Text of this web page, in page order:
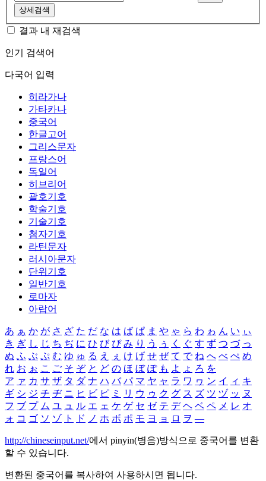
상세검색
결과 내 재검색
인기 검색어
다국어 입력
히라가나
가타카나
중국어
한글고어
그리스문자
프랑스어
독일어
히브리어
괄호기호
학술기호
기술기호
첨자기호
라틴문자
러시아문자
단위기호
일반기호
로마자
아랍어
あ ぁ か が さ ざ た だ な は ば ぱ ま や ゃ ら わ ゎ ん い ぃ
き ぎ し じ ち ぢ に ひ び ぴ み り う ぅ く ぐ す ず つ づ っ
ぬ ふ ぶ ぷ む ゆ ゅ る え ぇ け げ せ ぜ て で ね へ べ ぺ め
れ お ぉ こ ご そ ぞ と ど の ほ ぼ ぽ も よ ょ ろ を
ア ァ カ サ ザ タ ダ ナ ハ バ パ マ ヤ ャ ラ ワ ヮ ン イ ィ キ
ギ シ ジ チ ヂ ニ ヒ ビ ピ ミ リ ウ ゥ ク グ ス ズ ツ ヅ ッ ヌ
フ ブ プ ム ユ ュ ル エ ェ ケ ゲ セ ゼ テ デ ヘ ベ ペ メ レ オ
ォ コ ゴ ソ ゾ ト ド ノ ホ ボ ポ モ ヨ ョ ロ ヲ ―
http://chineseinput.net/에서 pinyin(병음)방식으로 중국어를 변환
할 수 있습니다.
변환된 중국어를 복사하여 사용하시면 됩니다.